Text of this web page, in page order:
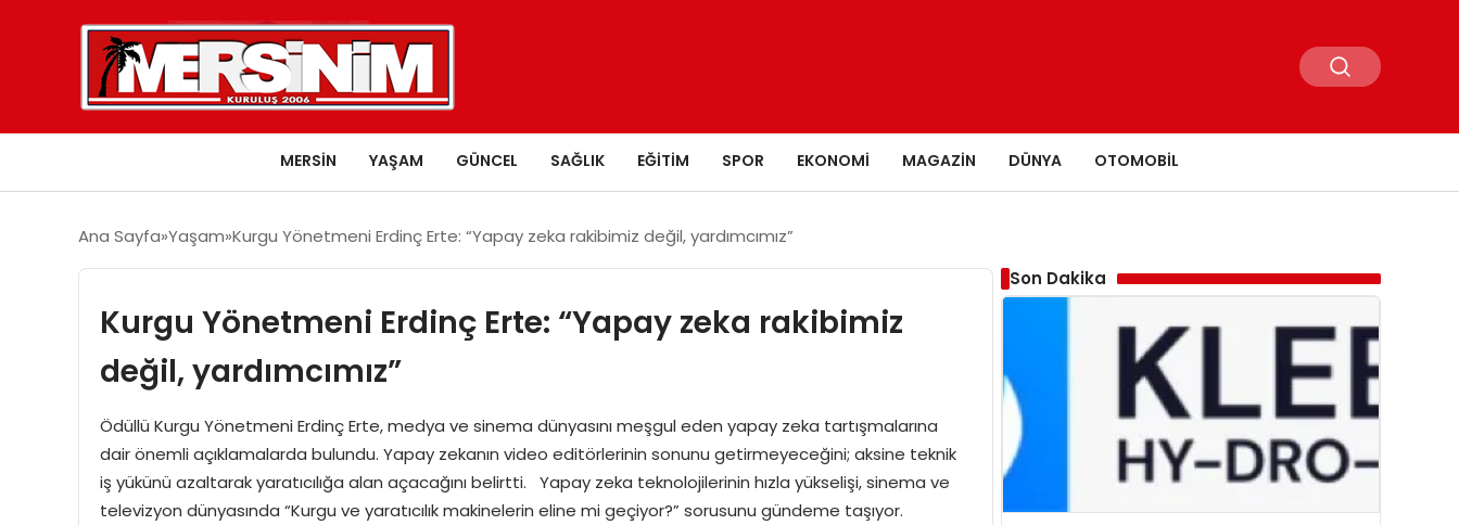
MERSIN YAŞAM GÜNCEL SAĞLIK EĞITIM SPOR EKONOMI MAGAZIN DÜNYA OTOMOBIL
Ana Sayfa Yaşam Kurgu Yönetmeni Erdinç Erte: “Yapay zeka rakibimiz değil, yardımcımız”
Kurgu Yönetmeni Erdinç Erte: “Yapay zeka rakibimiz
değil, yardımcımız”
Ödüllü Kurgu Yönetmeni Erdinç Erte, medya ve sinema dünyasını meşgul eden yapay zeka tartışmalarına
dair önemli açıklamalarda bulundu. Yapay zekanın video editörlerinin sonunu getirmeyeceğini; aksine teknik
iş yükünü azaltarak yaratıcılığa alan açacağını belirtti. Yapay zeka teknolojilerinin hızla yükselişi, sinema ve
televizyon dünyasında “Kurgu ve yaratıcılık makinelerin eline mi geçiyor?” sorusunu gündeme taşıyor.
Son Dakika